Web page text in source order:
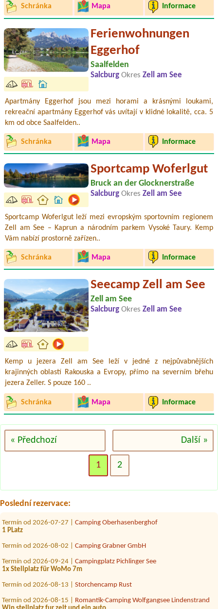
Schránka Mapa Informace
Ferienwohnungen
Eggerhof
Saalfelden
Salcburg Okres Zell am See
Apartmány Eggerhof jsou mezi horami a krásnými loukami,
rekreační apartmány Eggerhof vás uvítají v klidné lokalitě, cca. 5
km od obce Saalfelden..
Schránka Mapa Informace
Sportcamp Woferlgut
Bruck an der Glocknerstraße
Salcburg Okres Zell am See
Sportcamp Woferlgut leží mezi evropským sportovním regionem
Zell am See – Kaprun a národním parkem Vysoké Taury. Kemp
Vám nabízí prostorně zařízen..
Schránka Mapa Informace
Seecamp Zell am See
Zell am See
Salcburg Okres Zell am See
Kemp u jezera Zell am See leží v jedné z nejpůvabnějších
krajinných oblastí Rakouska a Evropy, přímo na severním břehu
jezera Zeller. S pouze 160 ..
Schránka Mapa Informace
« Předchozí Další »
1 2
Poslední rezervace:
Termín od 2026-08-13 |Achensee Camping Schwarzenau
Storchencamp Rust
2 Personen Caravan
Termín od 2026-07-27 | Camping Oberhasenberghof
1 PLatz
Termín od 2026-08-02 | Camping Grabner GmbH
Termín od 2026-09-24 | Campingplatz Pichlinger See
1x Stellplatz für WoMo 7m
Termín od 2026-08-13 | Storchencamp Rust
Termín od 2026-08-15 | Romantik-Camping Wolfgangsee Lindenstrand
Win stellplatz fur zelt und ein auto